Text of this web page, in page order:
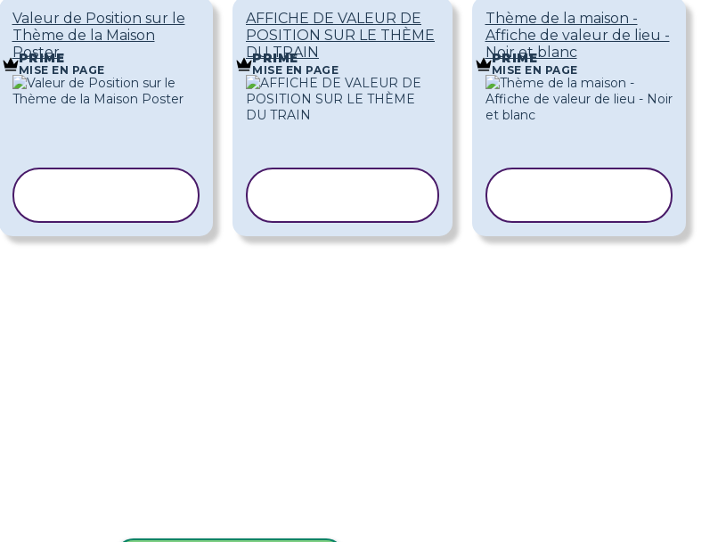
Valeur de Position sur le
Thème de la Maison
Poster
PRIME
MISE EN PAGE
AFFICHE DE VALEUR DE
POSITION SUR LE THÈME
DU TRAIN
PRIME
MISE EN PAGE
Thème de la maison -
Affiche de valeur de lieu -
Noir et blanc
PRIME
MISE EN PAGE